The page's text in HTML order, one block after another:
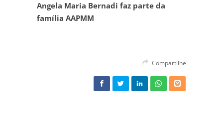
Angela Maria Bernadi faz parte da
família AAPMM
Compartilhe